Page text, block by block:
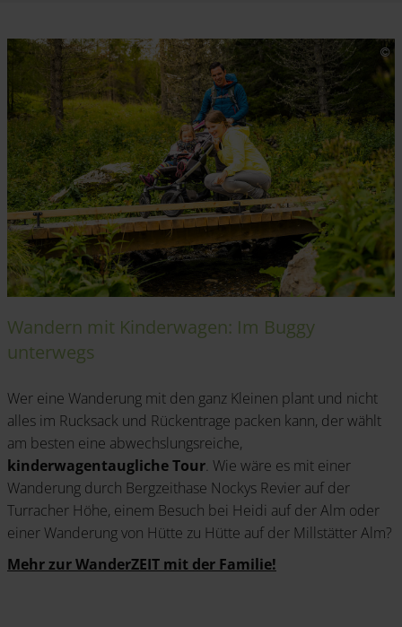
Wandern mit Kinderwagen: Im Buggy
unterwegs
Wer eine Wanderung mit den ganz Kleinen plant und nicht
alles im Rucksack und Rückentrage packen kann, der wählt
am besten eine abwechslungsreiche,
kinderwagentaugliche Tour. Wie wäre es mit einer
Wanderung durch Bergzeithase Nockys Revier auf der
Turracher Höhe, einem Besuch bei Heidi auf der Alm oder
einer Wanderung von Hütte zu Hütte auf der Millstätter Alm?
Mehr zur WanderZEIT mit der Familie!